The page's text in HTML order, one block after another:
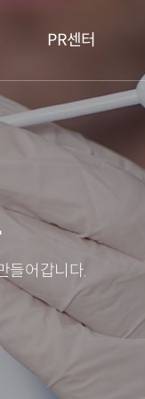
PR센터
들어갑니다.